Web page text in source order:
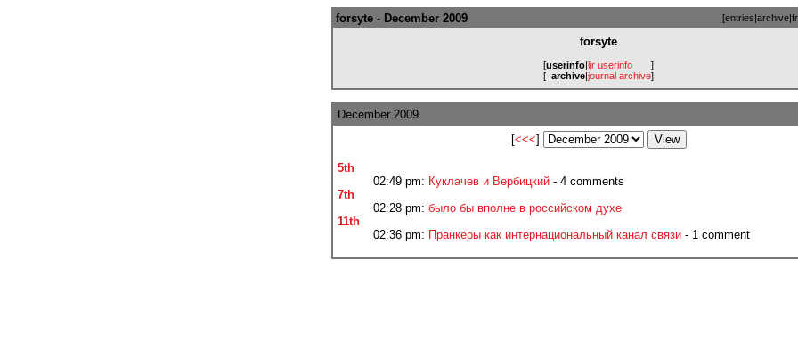
forsyte - December 2009 [entries|archive|
forsyte
[userinfo ljr userinfo
]
[ archive journal archive]
December 2009
[<<<]
5th
02:49 pm: Куклачев и Вербицкий - 4 comments
7th
02:28 pm: было бы вполне в российском духе
11th
02:36 pm: Пранкеры как интернациональный канал связи - 1 comment